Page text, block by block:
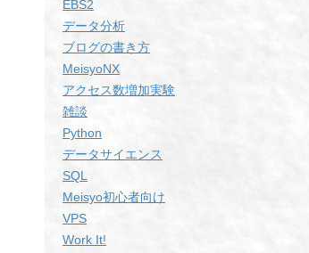
EBS2
データ分析
ブログの書き方
MeisyoNX
アクセス数増加実験
雑談
Python
データサイエンス
SQL
Meisyo初心者向け
VPS
Work It!